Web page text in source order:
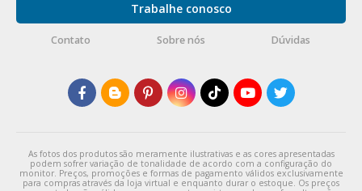
Trabalhe conosco
Contato Sobre nós Dúvidas
As fotos dos produtos são meramente ilustrativas e as cores apresentadas
podem sofrer variação de tonalidade de acordo com a configuração do
monitor. Preços, promoções e formas de pagamento válidos exclusivamente
para compras através da loja virtual e enquanto durar o estoque. Os preços